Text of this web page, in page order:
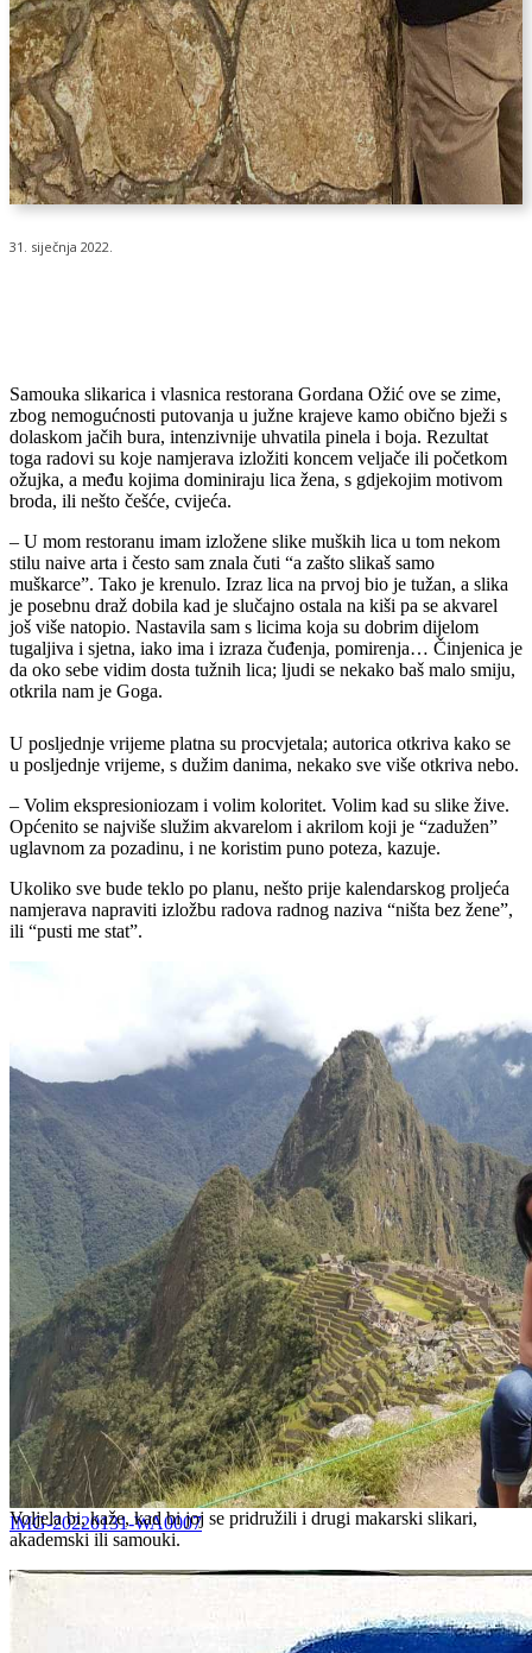
31. siječnja 2022.
Samouka slikarica i vlasnica restorana Gordana Ožić ove se zime,
zbog nemogućnosti putovanja u južne krajeve kamo obično bježi s
dolaskom jačih bura, intenzivnije uhvatila pinela i boja. Rezultat
toga radovi su koje namjerava izložiti koncem veljače ili početkom
ožujka, a među kojima dominiraju lica žena, s gdjekojim motivom
broda, ili nešto češće, cvijeća.
– U mom restoranu imam izložene slike muških lica u tom nekom
stilu naive arta i često sam znala čuti “a zašto slikaš samo
muškarce”. Tako je krenulo. Izraz lica na prvoj bio je tužan, a slika
je posebnu draž dobila kad je slučajno ostala na kiši pa se akvarel
još više natopio. Nastavila sam s licima koja su dobrim dijelom
tugaljiva i sjetna, iako ima i izraza čuđenja, pomirenja… Činjenica je
da oko sebe vidim dosta tužnih lica; ljudi se nekako baš malo smiju,
otkrila nam je Goga.
U posljednje vrijeme platna su procvjetala; autorica otkriva kako se
u posljednje vrijeme, s dužim danima, nekako sve više otkriva nebo.
– Volim ekspresioniozam i volim koloritet. Volim kad su slike žive.
Općenito se najviše služim akvarelom i akrilom koji je “zadužen”
uglavnom za pozadinu, i ne koristim puno poteza, kazuje.
Ukoliko sve bude teklo po planu, nešto prije kalendarskog proljeća
namjerava napraviti izložbu radova radnog naziva “ništa bez žene”,
ili “pusti me stat”.
IMG-20220131-WA0007
Voljela bi, kaže, kad bi joj se pridružili i drugi makarski slikari,
akademski ili samouki.